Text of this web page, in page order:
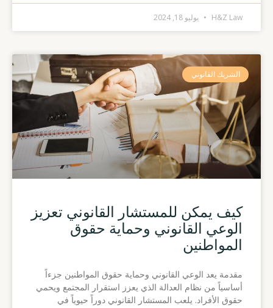
H&Z Law يوليو 18, 2024
الشريك القانوني
كيف يمكن للمستشار القانوني تعزيز
الوعي القانوني وحماية حقوق
المواطنين
مقدمة يعد الوعي القانوني وحماية حقوق المواطنين جزءاً
أساسياً من نظام العدالة الذي يعزز استقرار المجتمع ويحمي
حقوق الأفراد. يلعب المستشار القانوني دوراً حيوياً في